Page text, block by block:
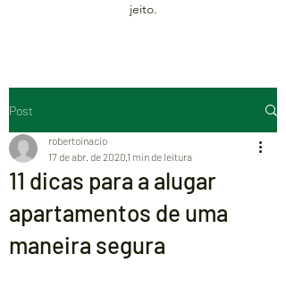
jeito.
Post
11 dicas para a alugar
apartamentos de uma
maneira segura
robertoinacio
17 de abr. de 2020 1 min de leitura